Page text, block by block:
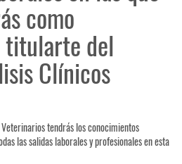
como
titularte del
Clínicos
tendrás los conocimientos
las salidas laborales y profesionales en esta